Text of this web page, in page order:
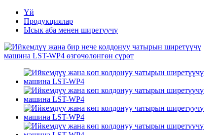
Үй
Продукциялар
Ысык аба менен ширетүүчү